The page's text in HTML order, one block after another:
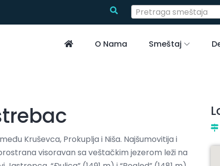
Pretraga smeštaja
O Nama Smeštaj
Kruševca, Prokuplja i Niša. Najšumovitija i
visoravan sa veštačkim jezerom leži na